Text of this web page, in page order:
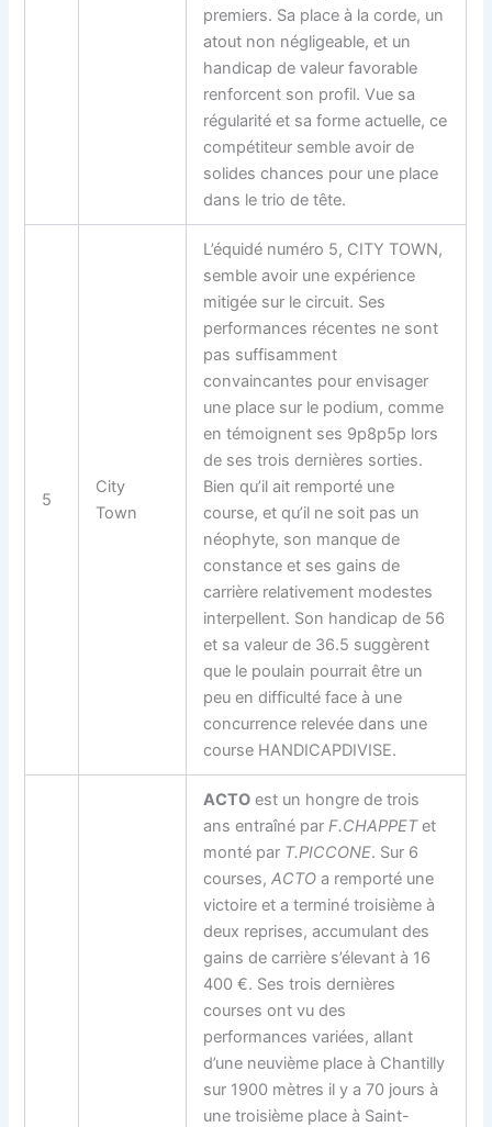
premiers. Sa place à la corde, un
atout non négligeable, et un
handicap de valeur favorable
renforcent son profil. Vue sa
régularité et sa forme actuelle, ce
compétiteur semble avoir de
solides chances pour une place
dans le trio de tête.
5
City
Town
L’équidé numéro 5, CITY TOWN,
semble avoir une expérience
mitigée sur le circuit. Ses
performances récentes ne sont
pas suffisamment
convaincantes pour envisager
une place sur le podium, comme
en témoignent ses 9p8p5p lors
de ses trois dernières sorties.
Bien qu’il ait remporté une
course, et qu’il ne soit pas un
néophyte, son manque de
constance et ses gains de
carrière relativement modestes
interpellent. Son handicap de 56
et sa valeur de 36.5 suggèrent
que le poulain pourrait être un
peu en difficulté face à une
concurrence relevée dans une
course HANDICAPDIVISE.
ACTO est un hongre de trois
ans entraîné parF.CHAPPETet
monté par T.PICCONE. Sur 6
courses,ACTO a remporté une
victoire et a terminé troisième à
deux reprises, accumulant des
gains de carrière s’élevant à 16
400 €. Ses trois dernières
courses ont vu des
performances variées, allant
d’une neuvième place à Chantilly
sur 1900 mètres il y a 70 jours à
une troisième place à Saint-